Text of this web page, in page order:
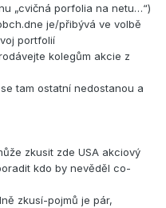
„cvičná porfolia na netu…“)
je/přibývá ve volbě
portfolií
kolegům akcie z
tam ostatní nedostanou a
zkusit zde USA akciový
kdo by nevěděl co-
zkusí-pojmů je pár,